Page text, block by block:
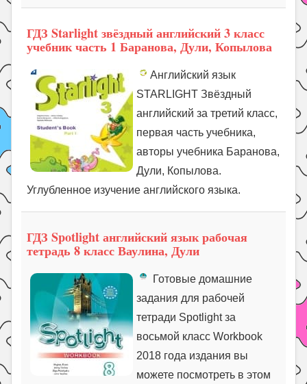
ГДЗ Starlight звёздный английский 3 класс
учебник часть 1 Баранова, Дули, Копылова
Английский язык
STARLIGHT Звёздный
английский за третий класс,
первая часть учебника,
авторы учебника Баранова,
Дули, Копылова.
Углубленное изучение английского языка.
ГДЗ Spotlight английский язык рабочая
тетрадь 8 класс Ваулина, Дули
Готовые домашние
задания для рабочей
тетради Spotlight за
восьмой класс Workbook
2018 года издания вы
можете посмотреть в этом